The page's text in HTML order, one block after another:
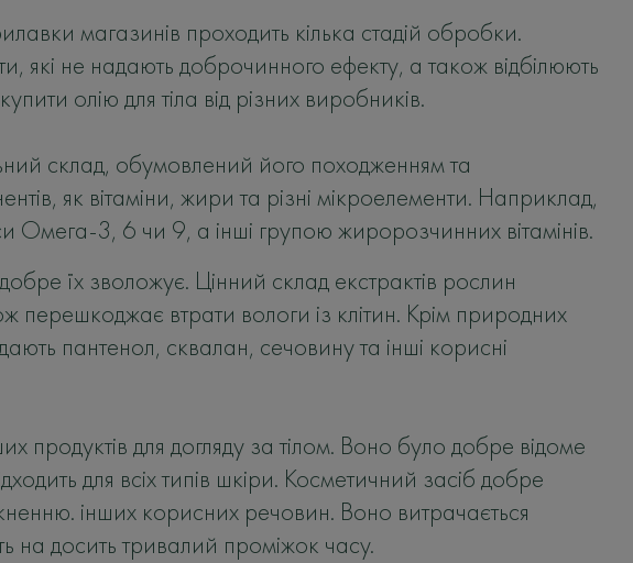
магазинів проходить кілька стадій обробки.
які не надають доброчинного ефекту, а також відбілюють
олію для тіла від різних виробників.
склад, обумовлений його походженням та
як вітаміни, жири та різні мікроелементи. Наприклад,
Омега-3, 6 чи 9, а інші групою жиророзчинних вітамінів.
їх зволожує. Цінний склад екстрактів рослин
втрати вологи із клітин. Крім природних
пантенол, сквалан, сечовину та інші корисні
продуктів для догляду за тілом. Воно було добре відоме
для всіх типів шкіри. Косметичний засіб добре
інших корисних речовин. Воно витрачається
на досить тривалий проміжок часу.